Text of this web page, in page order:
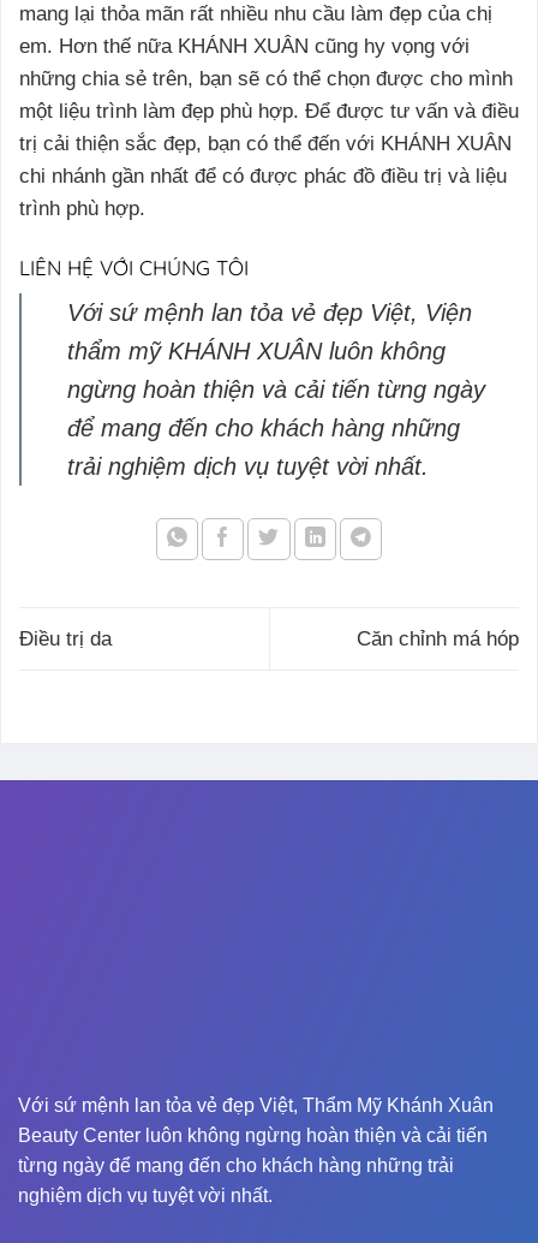
mang lại thỏa mãn rất nhiều nhu cầu làm đẹp của chị
em. Hơn thế nữa KHÁNH XUÂN cũng hy vọng với
những chia sẻ trên, bạn sẽ có thể chọn được cho mình
một liệu trình làm đẹp phù hợp. Để được tư vấn và điều
trị cải thiện sắc đẹp, bạn có thể đến với KHÁNH XUÂN
chi nhánh gần nhất để có được phác đồ điều trị và liệu
trình phù hợp.
LIÊN HỆ VỚI CHÚNG TÔI
Với sứ mệnh lan tỏa vẻ đẹp Việt, Viện
thẩm mỹ KHÁNH XUÂN luôn không
ngừng hoàn thiện và cải tiến từng ngày
để mang đến cho khách hàng những
trải nghiệm dịch vụ tuyệt vời nhất.
Điều trị da Căn chỉnh má hóp
Với sứ mệnh lan tỏa vẻ đẹp Việt, Thẩm Mỹ Khánh Xuân
Beauty Center luôn không ngừng hoàn thiện và cải tiến
từng ngày để mang đến cho khách hàng những trải
nghiệm dịch vụ tuyệt vời nhất.